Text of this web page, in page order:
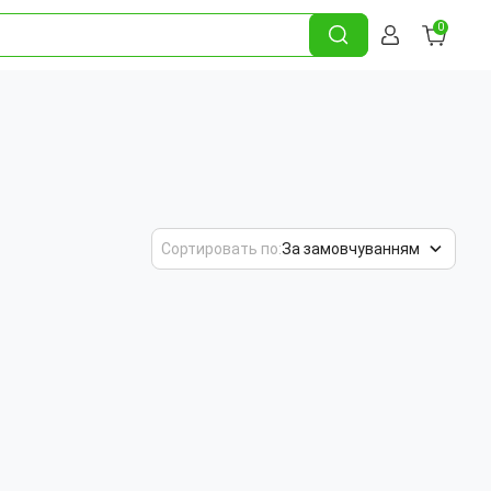
0
Сортировать по:За замовчуванням